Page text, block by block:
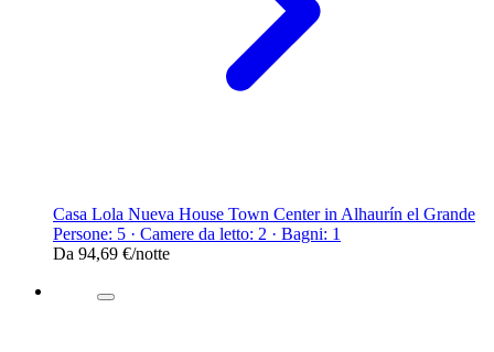
Casa Lola Nueva House Town Center in Alhaurín el Grande
Persone: 5 · Camere da letto: 2 · Bagni: 1
Da 94,69 €/notte